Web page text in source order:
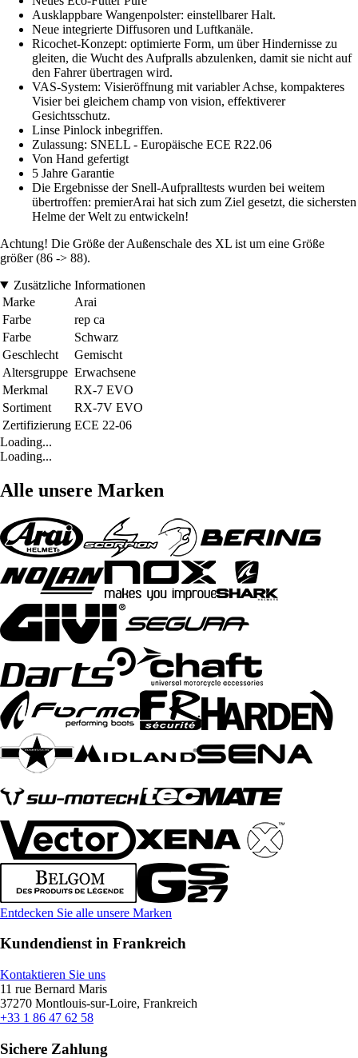
Ausklappbare Wangenpolster: einstellbarer Halt.
Neue integrierte Diffusoren und Luftkanäle.
Ricochet-Konzept: optimierte Form, um über Hindernisse zu
gleiten, die Wucht des Aufpralls abzulenken, damit sie nicht auf
den Fahrer übertragen wird.
VAS-System: Visieröffnung mit variabler Achse, kompakteres
Visier bei gleichem champ von vision, effektiverer
Gesichtsschutz.
Linse Pinlock inbegriffen.
Zulassung: SNELL - Europäische ECE R22.06
Von Hand gefertigt
5 Jahre Garantie
Die Ergebnisse der Snell-Aufpralltests wurden bei weitem
übertroffen: premierArai hat sich zum Ziel gesetzt, die sichersten
Helme der Welt zu entwickeln!
Achtung! Die Größe der Außenschale des XL ist um eine Größe
größer (86 -> 88).
Zusätzliche Informationen
Marke
Arai
Farbe
rep ca
Farbe
Schwarz
Geschlecht
Gemischt
Altersgruppe Erwachsene
Merkmal
RX-7 EVO
Sortiment
RX-7V EVO
Zertifizierung ECE 22-06
Loading...
Loading...
Alle unsere Marken
Entdecken Sie alle unsere Marken
Kundendienst in Frankreich
Kontaktieren Sie uns
11 rue Bernard Maris
37270 Montlouis-sur-Loire, Frankreich
+33 1 86 47 62 58
Sichere Zahlung